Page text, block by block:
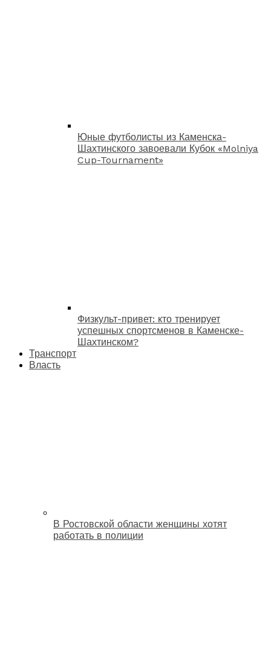
Юные футболисты из Каменска-
Шахтинского завоевали Кубок «Molniya
Cup-Tournament»
Физкульт-привет: кто тренирует
успешных спортсменов в Каменске-
Шахтинском?
Транспорт
Власть
В Ростовской области женщины хотят
работать в полиции